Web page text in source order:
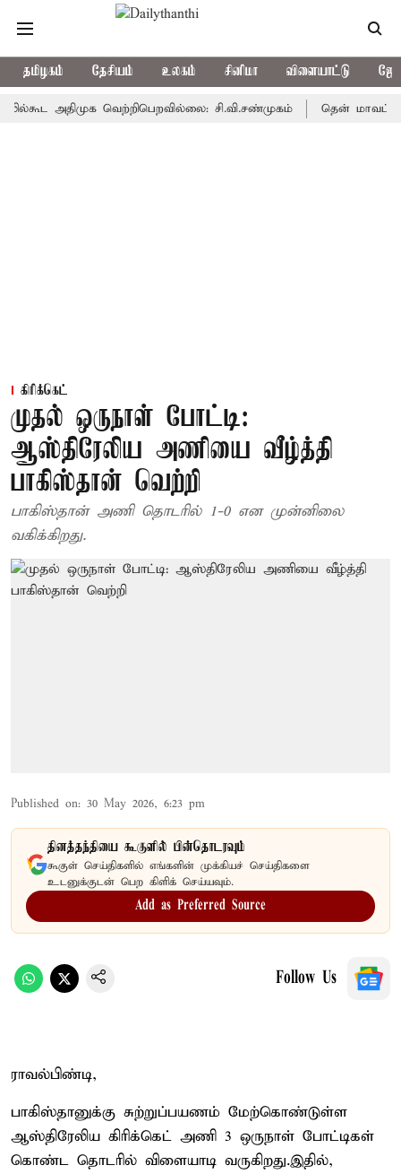
தமிழகம் தேசியம் உலகம் சினிமா விளையாட்டு
அதிமுக வெற்றிபெறவில்லை: சி.வி.சண்முகம் தென் மாவட்டத்தில்
கிரிக்கெட்
முதல் ஒருநாள் போட்டி:
ஆஸ்திரேலிய அணியை வீழ்த்தி
பாகிஸ்தான் வெற்றி
பாகிஸ்தான் அணி தொடரில் 1-0 என முன்னிலை
வகிக்கிறது.
Published on: 30 May 2026, 6:23 pm
தினத்தந்தியை கூகுளில் பின்தொடரவும்
கூகுள் செய்திகளில் எங்களின் முக்கியச் செய்திகளை
உடனுக்குடன் பெற கிளிக் செய்யவும்.
Add as Preferred Source
Follow Us
ராவல்பிண்டி,
பாகிஸ்தானுக்கு சுற்றுப்பயணம் மேற்கொண்டுள்ள
ஆஸ்திரேலிய கிரிக்கெட் அணி 3 ஒருநாள் போட்டிகள்
கொண்ட தொடரில் விளையாடி வருகிறது.இதில்,